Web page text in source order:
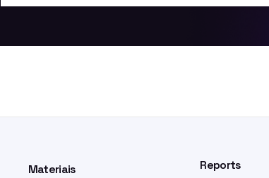
Materiais Reports